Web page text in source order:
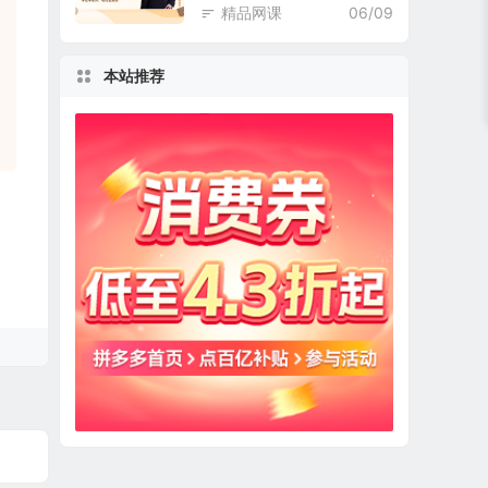
06/09
精品网课
本站推荐